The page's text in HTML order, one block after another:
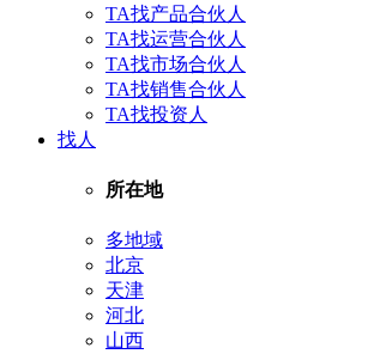
TA找产品合伙人
TA找运营合伙人
TA找市场合伙人
TA找销售合伙人
TA找投资人
找人
所在地
多地域
北京
天津
河北
山西